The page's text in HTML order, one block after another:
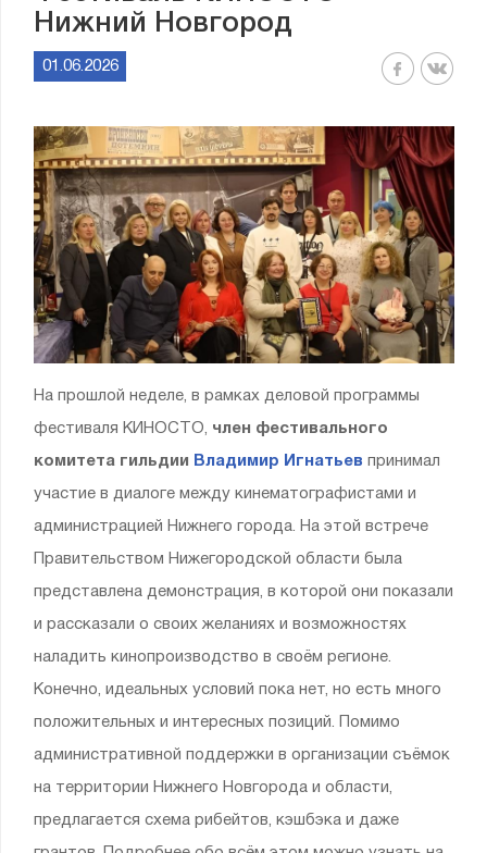
Нижний Новгород
01.06.2026
На прошлой неделе, в рамках деловой программы
фестиваля КИНОСТО, член фестивального
комитета гильдии Владимир Игнатьев принимал
участие в диалоге между кинематографистами и
администрацией Нижнего города. На этой встрече
Правительством Нижегородской области была
представлена демонстрация, в которой они показали
и рассказали о своих желаниях и возможностях
наладить кинопроизводство в своём регионе.
Конечно, идеальных условий пока нет, но есть много
положительных и интересных позиций. Помимо
административной поддержки в организации съёмок
на территории Нижнего Новгорода и области,
предлагается схема рибейтов, кэшбэка и даже